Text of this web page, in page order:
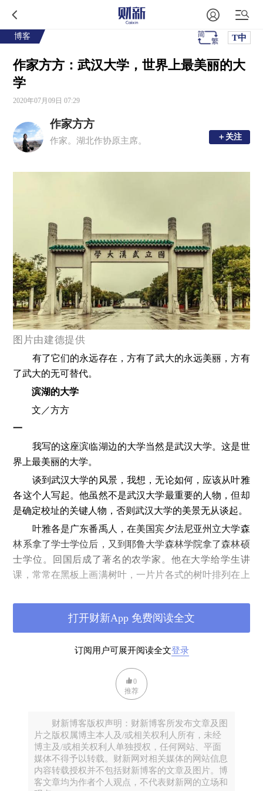
博客 T中
作家方方：武汉大学，世界上最美丽的大
学
2020年07月09日 07:29
作家方方
作家。湖北作协原主席。 ＋关注
＋关注
图片由建德提供
有了它们的永远存在，方有了武大的永远美丽，方有
了武大的无可替代。
滨湖的大学
文／方方
一
我写的这座滨临湖边的大学当然是武汉大学。这是世
界上最美丽的大学。
谈到武汉大学的风景，我想，无论如何，应该从叶雅
各这个人写起。他虽然不是武汉大学最重要的人物，但却
是确定校址的关键人物，否则武汉大学的美景无从谈起。
叶雅各是广东番禹人，在美国宾夕法尼亚州立大学森
林系拿了学士学位后，又到耶鲁大学森林学院拿了森林硕
士学位。回国后成了著名的农学家。他在大学给学生讲
课，常常在黑板上画满树叶，一片片各式的树叶排列在上
野外奔波。看树种，看树群，看土壤，看植被，诸如此
类。武昌一带的山水，显然他也跑得差不多了。
大学院院长的名义，任命刘树杞为武汉大学代理校长，同
时任命李四光、王星拱、张难先、石瑛、叶雅各等人为新
校舍建筑设备委员会委员。李四光为委员长。
李四光在筹备会上提出旧的校区武昌东厂口空间狭
小，又身处闹市，已无法承受新的大学的需求，新的武汉
大学应该在武昌城郊另寻校址，另建新舍。筹委会一致赞
同李四光的意见。
订阅用户可展开阅读全文登录
打开财新App 免费阅读全文
0
推荐
财新博客版权声明：财新博客所发布文章及图
片之版权属博主本人及/或相关权利人所有，未经
博主及/或相关权利人单独授权，任何网站、平面
媒体不得予以转载。财新网对相关媒体的网站信息
内容转载授权并不包括财新博客的文章及图片。博
客文章均为作者个人观点，不代表财新网的立场和